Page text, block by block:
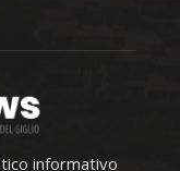
informativo